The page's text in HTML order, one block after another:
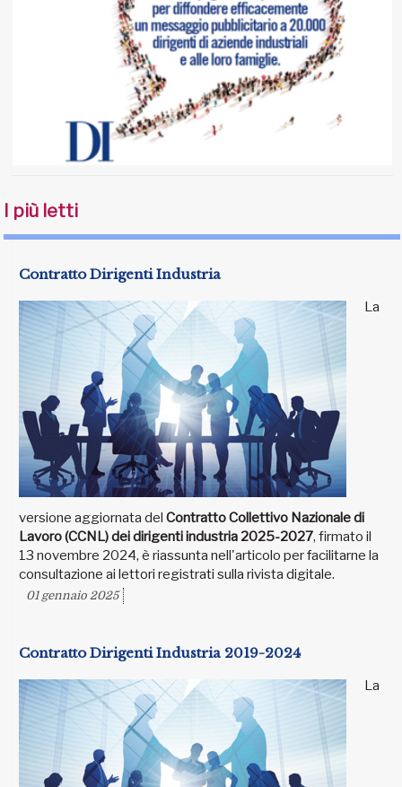
I più letti
Contratto Dirigenti Industria
La
versione aggiornata del Contratto Collettivo Nazionale di
Lavoro (CCNL) dei dirigenti industria 2025-2027, firmato il
13 novembre 2024, è riassunta nell'articolo per facilitarne la
consultazione ai lettori registrati sulla rivista digitale.
01 gennaio 2025
Contratto Dirigenti Industria 2019-2024
La